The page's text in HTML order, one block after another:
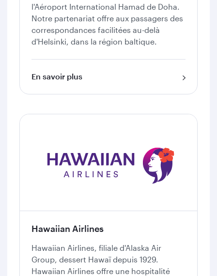
l'Aéroport International Hamad de Doha.
Notre partenariat offre aux passagers des
correspondances facilitées au-delà
d'Helsinki, dans la région baltique.
En savoir plus
Hawaiian Airlines
Hawaiian Airlines, filiale d'Alaska Air
Group, dessert Hawaï depuis 1929.
Hawaiian Airlines offre une hospitalité